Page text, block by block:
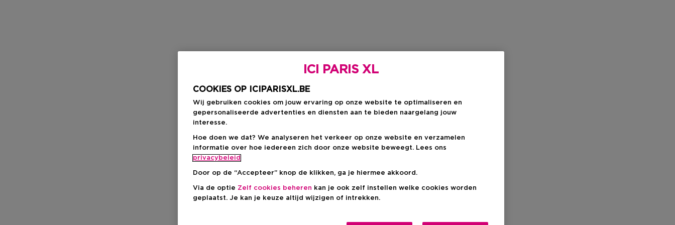
ICI PARIS XL
COOKIES OP ICIPARISXL.BE
Wij gebruiken cookies om jouw ervaring op onze website te optimaliseren en
gepersonaliseerde advertenties en diensten aan te bieden naargelang jouw
interesse.
Hoe doen we dat? We analyseren het verkeer op onze website en verzamelen
informatie over hoe iedereen zich door onze website beweegt. Lees ons
privacybeleid
Door op de “Accepteer” knop de klikken, ga je hiermee akkoord.
Via de optie Zelf cookies beheren kan je ook zelf instellen welke cookies worden
geplaatst. Je kan je keuze altijd wijzigen of intrekken.